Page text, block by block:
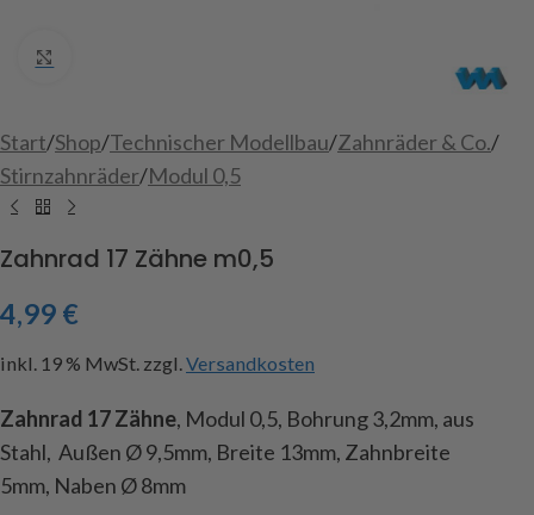
Start/Shop/Technischer Modellbau/Zahnräder & Co./
Stirnzahnräder/Modul 0,5
Zahnrad 17 Zähne m0,5
4,99 €
inkl. 19 % MwSt. zzgl.Versandkosten
Zahnrad 17 Zähne, Modul 0,5, Bohrung 3,2mm, aus
Stahl, Außen Ø 9,5mm, Breite 13mm, Zahnbreite
5mm, Naben Ø 8mm